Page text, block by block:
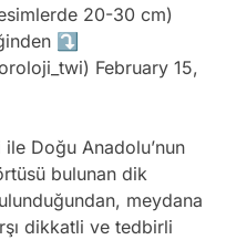
20-30 cm)
⤵️
February 15,
Doğu Anadolu’nun
bulunan dik
meydana
dikkatli ve tedbirli